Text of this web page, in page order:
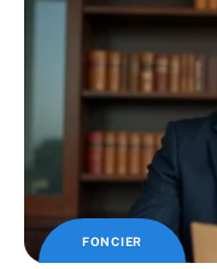
FONCIER